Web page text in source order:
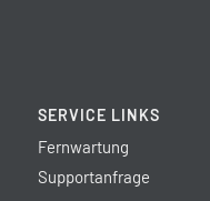
SERVICE LINKS
Fernwartung
Supportanfrage